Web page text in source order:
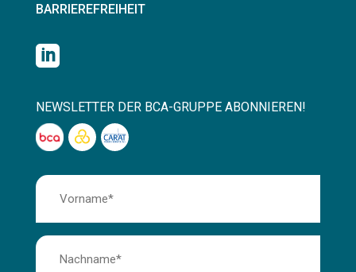
BARRIEREFREIHEIT

NEWSLETTER DER BCA-GRUPPE ABONNIEREN!